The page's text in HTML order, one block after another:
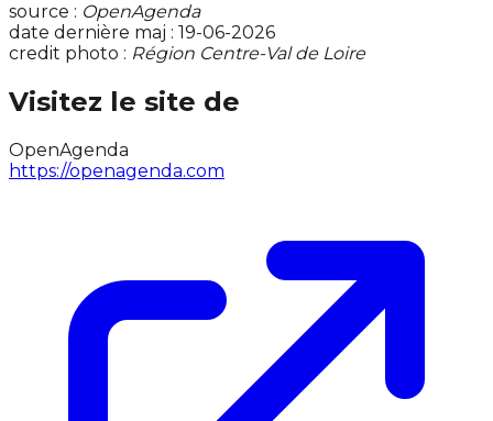
source : OpenAgenda
date dernière maj : 19-06-2026
credit photo : Région Centre-Val de Loire
Visitez le site de
OpenAgenda
https://openagenda.com